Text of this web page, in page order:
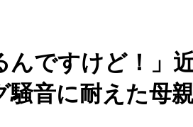
んですけど！
音に耐えた母